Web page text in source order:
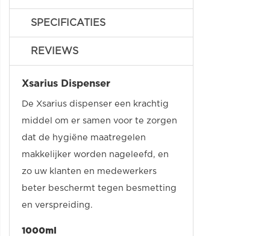
SPECIFICATIES
REVIEWS
Xsarius Dispenser
De Xsarius dispenser een krachtig
middel om er samen voor te zorgen
dat de hygiëne maatregelen
makkelijker worden nageleefd, en
zo uw klanten en medewerkers
beter beschermt tegen besmetting
en verspreiding.
1000ml